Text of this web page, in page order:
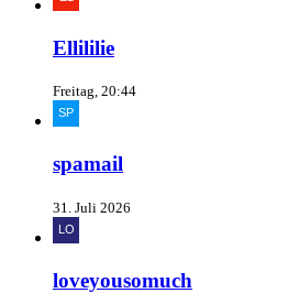
Ellililie
Freitag, 20:44
spamail
31. Juli 2026
loveyousomuch